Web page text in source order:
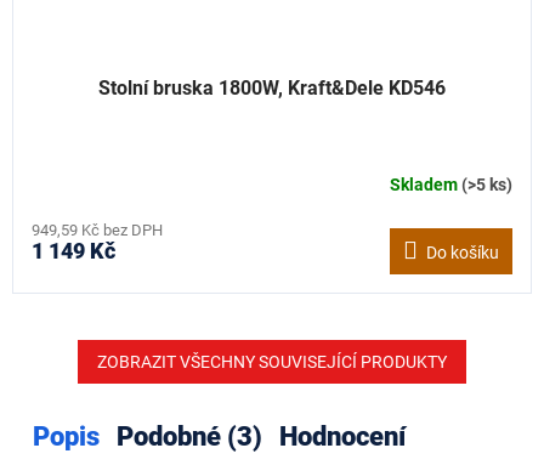
Stolní bruska 1800W, Kraft&Dele KD546
Skladem(>5 ks)
949,59 Kč bez DPH
1 149 Kč Do košíku
ZOBRAZIT VŠECHNY SOUVISEJÍCÍ PRODUKTY
Popis Podobné (3)
Hodnocení